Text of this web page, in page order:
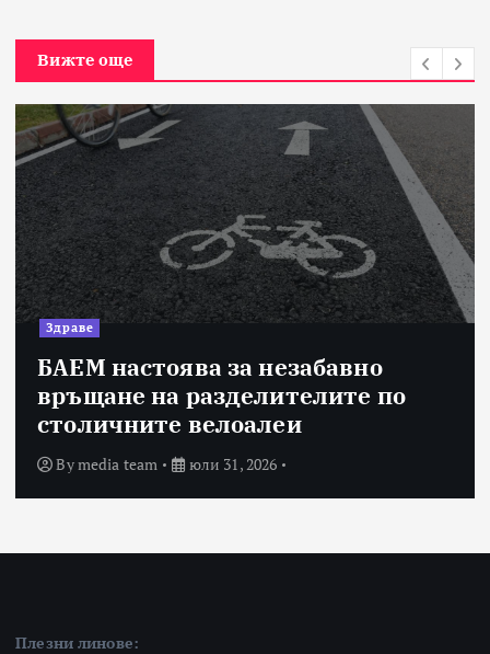
Вижте още
Здраве
БАЕМ настоява за незабавно
връщане на разделителите по
столичните велоалеи
Bymedia team юли 31, 2026
Плезни линове: